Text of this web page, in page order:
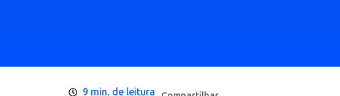
9 min. de leitura